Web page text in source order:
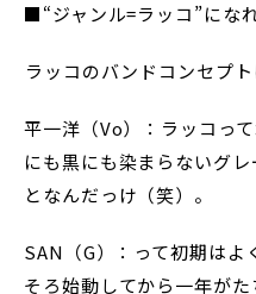
■“ジャンル=ラッコ”にな
――ラッコのバンドコンセプ
平一洋（Vo）：ラッコっ
にも黒にも染まらないグ
となんだっけ（笑）。
SAN（G）：って初期はよ
そろ始動してから一年が